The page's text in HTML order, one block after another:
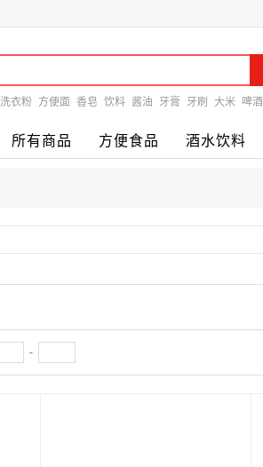
洗衣粉 方便面 香皂 饮料 酱油 牙膏 牙刷 大米 啤酒
所有商品 方便食品 酒水饮料
-